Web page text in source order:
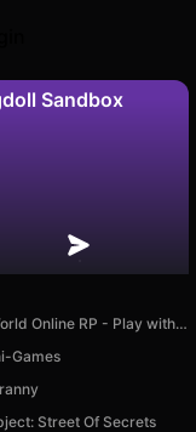
Sandbox
Sprunki World Online RP - Play with Friends!
Games
Street Of Secrets